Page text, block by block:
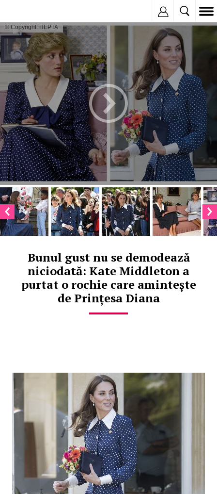
© Copyright: HEPTA
Bunul gust nu se demodează
niciodată: Kate Middleton a
purtat o rochie care amintește
de Prințesa Diana